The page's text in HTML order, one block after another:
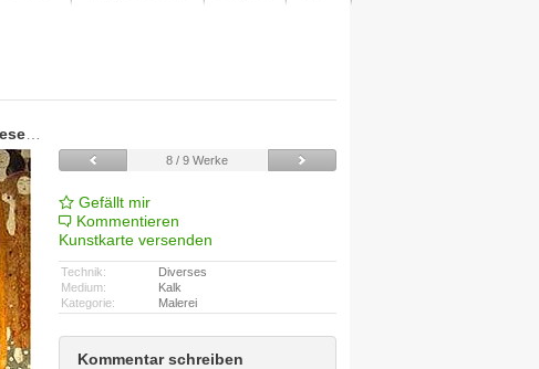
Kunsthäuser
"Die Künste, Chor der Paradisengel - Freude schöner Götterfunke, Diesen Kuss der ganzen Welt"
8 / 9 Werke
Gefällt mir
Kommentieren
Kunstkarte versenden
Technik:
Diverses
Medium:
Kalk
Kategorie:
Malerei
Kommentar schreiben